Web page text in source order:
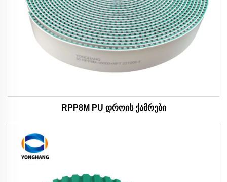
RPP8M PU დროის ქამრები